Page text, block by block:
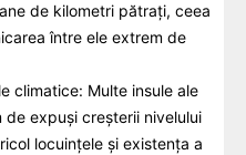
de kilometri pătrați, ceea
între ele extrem de
climatice: Multe insule ale
expuși creșterii nivelului
locuințele și existența a